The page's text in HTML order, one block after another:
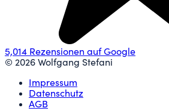
5,014 Rezensionen auf Google
© 2026 Wolfgang Stefani
Impressum
Datenschutz
AGB